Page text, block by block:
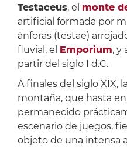
Testaceus, el monte
artificial formada por
ánforas (testae)
fluvial, el Emporium, y
partir del siglo I d.C.
A finales del siglo XIX,
montaña, que hasta
permanecido
escenario de juegos,
objeto de una intensa